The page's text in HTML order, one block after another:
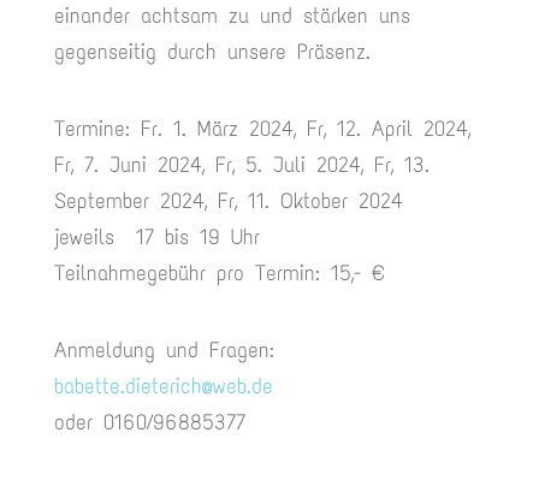
einander achtsam zu und stärken uns
gegenseitig durch unsere Präsenz.
Termine: Fr. 1. März 2024, Fr, 12. April 2024,
Fr, 7. Juni 2024, Fr, 5. Juli 2024, Fr, 13.
September 2024, Fr, 11. Oktober 2024
jeweils 17 bis 19 Uhr
Teilnahmegebühr pro Termin: 15,- €
Anmeldung und Fragen:
babette.dieterich@web.de
oder 0160/96885377